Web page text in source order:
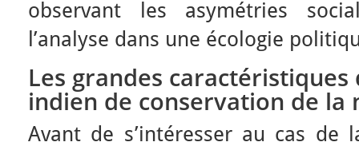
observant les asymétries
l’analyse dans une écologie
Les grandes
indien de conservation de la
Avant de s’intéresser au cas de